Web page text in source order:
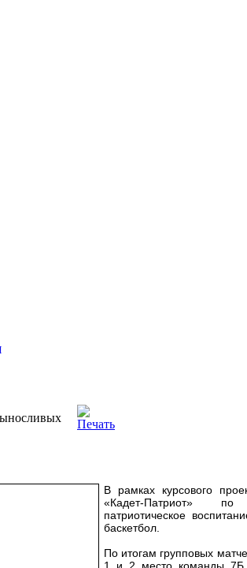
В рамках курсового
«Кадет-Патриот»
патриотическое
баскетбол.
По итогам групповых